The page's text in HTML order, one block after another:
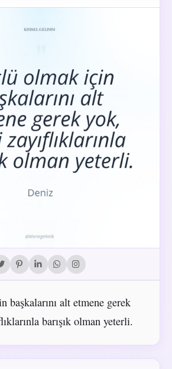
başkalarını alt etmene gerek
barışık olman yeterli.